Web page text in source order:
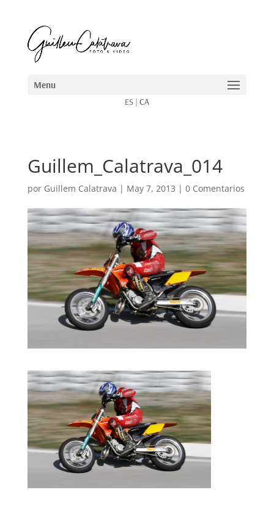
ES| CA
Guillem_Calatrava_014
por Guillem Calatrava | May 7, 2013 | 0 Comentarios